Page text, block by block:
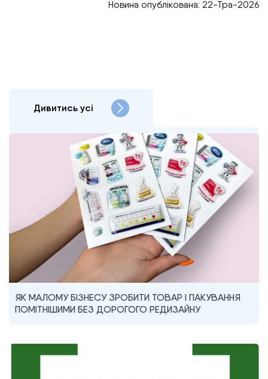
Новина опублікована: 22-Тра-2026
Дивитись усі
ЯК МАЛОМУ БІЗНЕСУ ЗРОБИТИ ТОВАР І ПАКУВАННЯ
ПОМІТНІШИМИ БЕЗ ДОРОГОГО РЕДИЗАЙНУ